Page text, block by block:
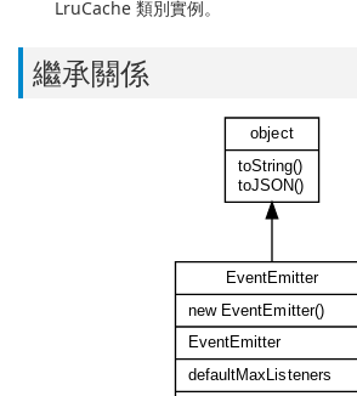
LruCache 類別實例。
繼承關係
object
toString()
toJSON()
EventEmitter
new EventEmitter()
EventEmitter
defaultMaxListeners